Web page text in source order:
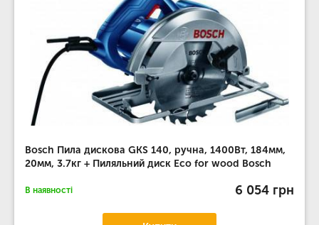
Bosch Пила дискова GKS 140, ручна, 1400Вт, 184мм,
20мм, 3.7кг + Пиляльний диск Eco for wood Bosch
В наявності 6 054 грн